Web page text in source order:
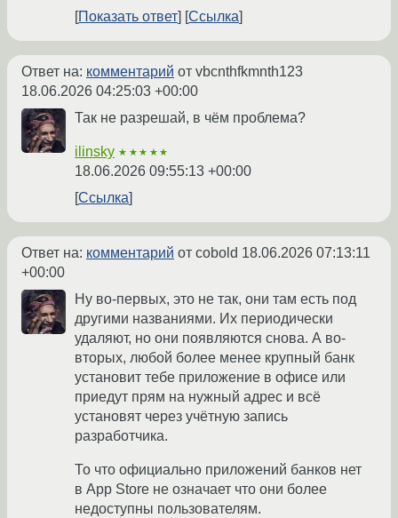
Показать ответ
Ссылка
Ответ на: комментарий от vbcnthfkmnth123
18.06.2026 04:25:03 +00:00
Так не разрешай, в чём проблема?
ilinsky ★★★★★
18.06.2026 09:55:13 +00:00
Ссылка
Ответ на: комментарий от cobold 18.06.2026 07:13:11
+00:00
Ну во-первых, это не так, они там есть под
другими названиями. Их периодически
удаляют, но они появляются снова. А во-
вторых, любой более менее крупный банк
установит тебе приложение в офисе или
приедут прям на нужный адрес и всё
установят через учётную запись
разработчика.
То что официально приложений банков нет
в App Store не означает что они более
недоступны пользователям.